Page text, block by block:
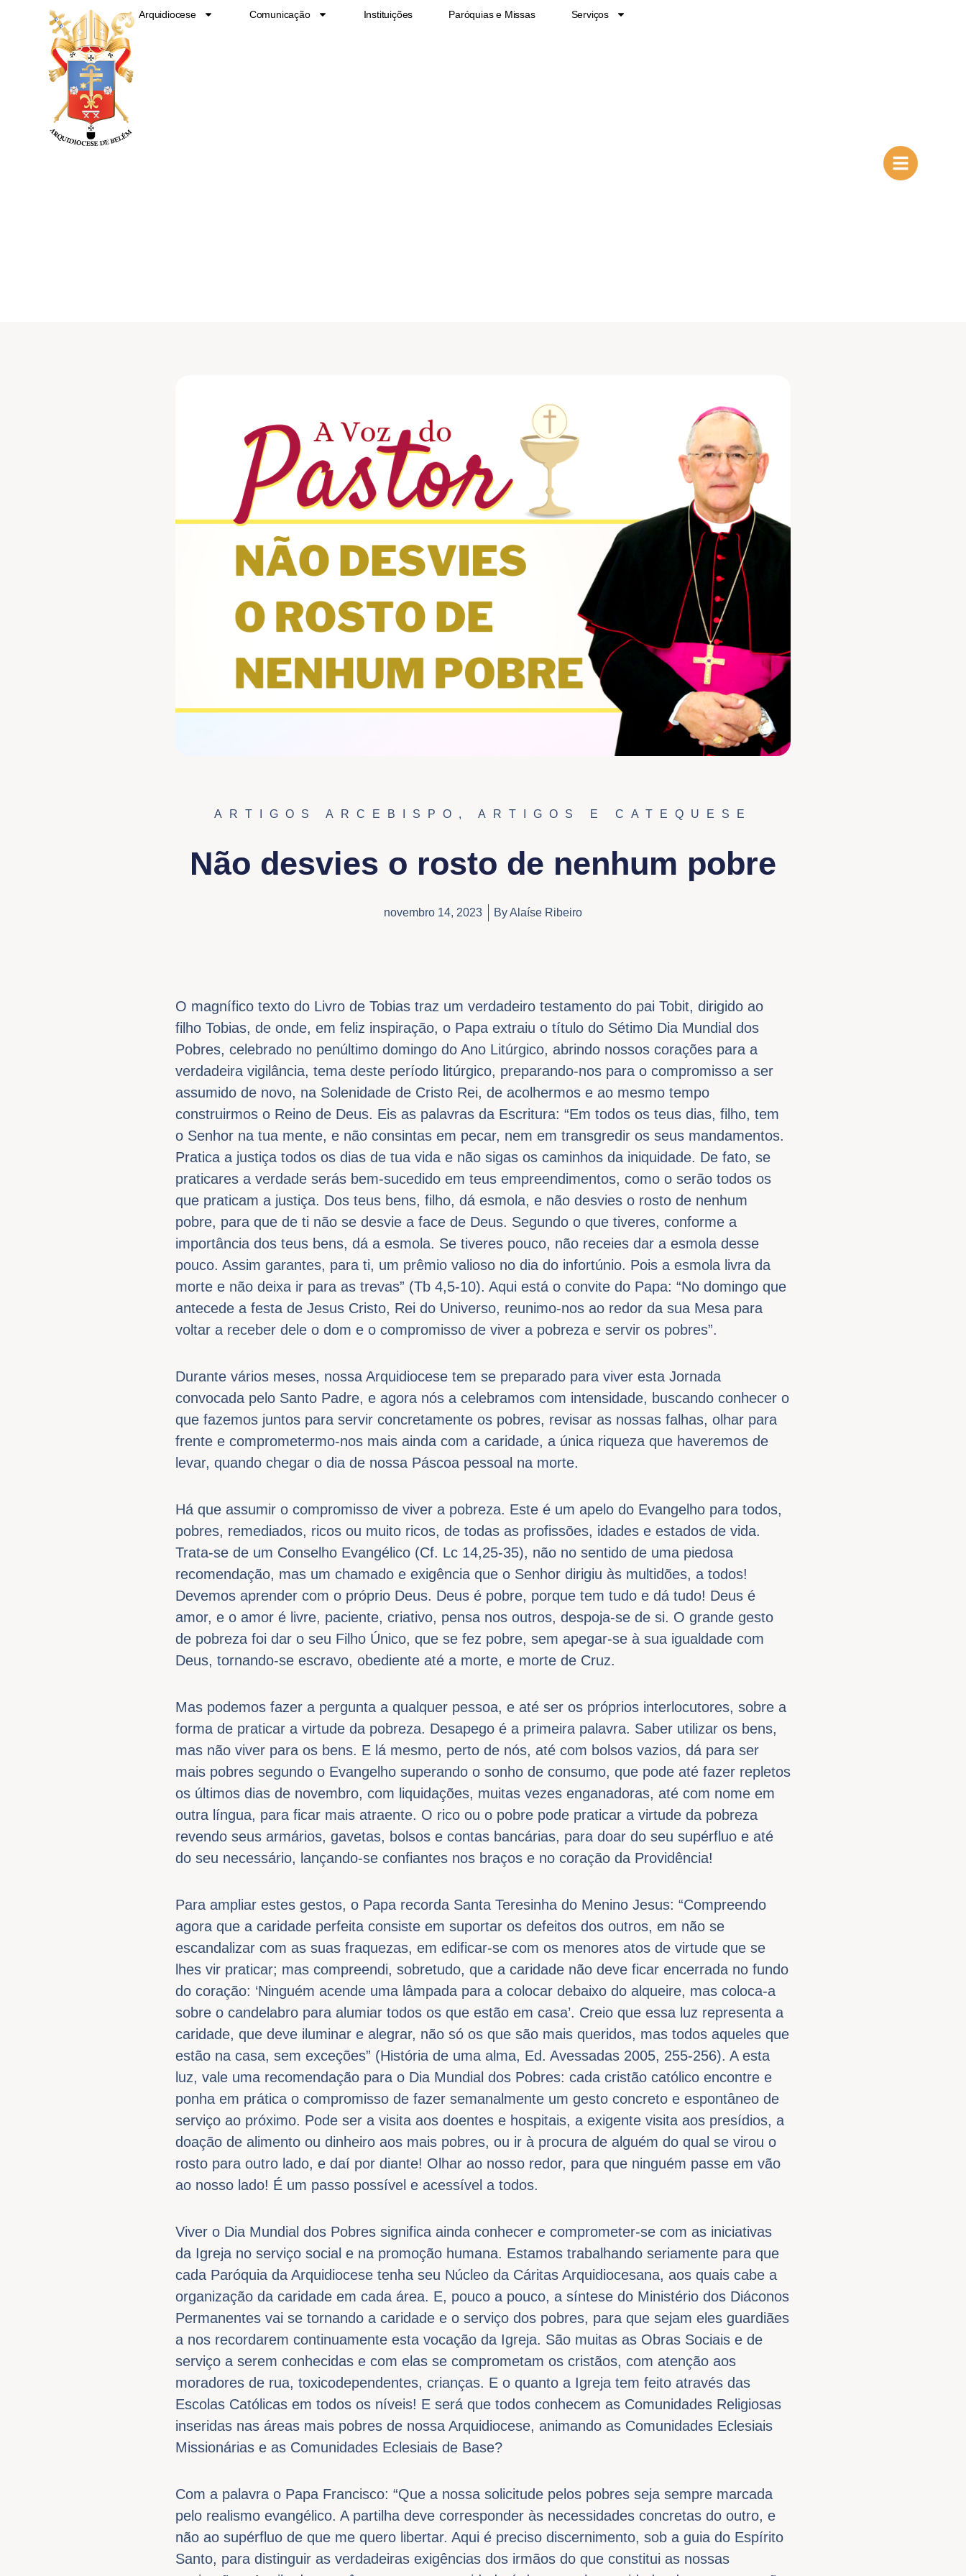
Arquidiocese Comunicação Instituições Paróquias e Missas Serviços
ARTIGOS ARCEBISPO , ARTIGOS E CATEQUESE
Não desvies o rosto de nenhum pobre
novembro 14, 2023 ByAlaíse Ribeiro
​O magnífico texto do Livro de Tobias traz um verdadeiro testamento do pai Tobit, dirigido ao
filho Tobias, de onde, em feliz inspiração, o Papa extraiu o título do Sétimo Dia Mundial dos
Pobres, celebrado no penúltimo domingo do Ano Litúrgico, abrindo nossos corações para a
verdadeira vigilância, tema deste período litúrgico, preparando-nos para o compromisso a ser
assumido de novo, na Solenidade de Cristo Rei, de acolhermos e ao mesmo tempo
construirmos o Reino de Deus. Eis as palavras da Escritura: “Em todos os teus dias, filho, tem
o Senhor na tua mente, e não consintas em pecar, nem em transgredir os seus mandamentos.
Pratica a justiça todos os dias de tua vida e não sigas os caminhos da iniquidade. De fato, se
praticares a verdade serás bem-sucedido em teus empreendimentos, como o serão todos os
que praticam a justiça. Dos teus bens, filho, dá esmola, e não desvies o rosto de nenhum
pobre, para que de ti não se desvie a face de Deus. Segundo o que tiveres, conforme a
importância dos teus bens, dá a esmola. Se tiveres pouco, não receies dar a esmola desse
pouco. Assim garantes, para ti, um prêmio valioso no dia do infortúnio. Pois a esmola livra da
morte e não deixa ir para as trevas” (Tb 4,5-10). Aqui está o convite do Papa: “No domingo que
antecede a festa de Jesus Cristo, Rei do Universo, reunimo-nos ao redor da sua Mesa para
voltar a receber dele o dom e o compromisso de viver a pobreza e servir os pobres”.
Durante vários meses, nossa Arquidiocese tem se preparado para viver esta Jornada
convocada pelo Santo Padre, e agora nós a celebramos com intensidade, buscando conhecer o
que fazemos juntos para servir concretamente os pobres, revisar as nossas falhas, olhar para
frente e comprometermo-nos mais ainda com a caridade, a única riqueza que haveremos de
levar, quando chegar o dia de nossa Páscoa pessoal na morte.
Há que assumir o compromisso de viver a pobreza. Este é um apelo do Evangelho para todos,
pobres, remediados, ricos ou muito ricos, de todas as profissões, idades e estados de vida.
Trata-se de um Conselho Evangélico (Cf. Lc 14,25-35), não no sentido de uma piedosa
recomendação, mas um chamado e exigência que o Senhor dirigiu às multidões, a todos!
Devemos aprender com o próprio Deus. Deus é pobre, porque tem tudo e dá tudo! Deus é
amor, e o amor é livre, paciente, criativo, pensa nos outros, despoja-se de si. O grande gesto
de pobreza foi dar o seu Filho Único, que se fez pobre, sem apegar-se à sua igualdade com
Deus, tornando-se escravo, obediente até a morte, e morte de Cruz.
Mas podemos fazer a pergunta a qualquer pessoa, e até ser os próprios interlocutores, sobre a
forma de praticar a virtude da pobreza. Desapego é a primeira palavra. Saber utilizar os bens,
mas não viver para os bens. E lá mesmo, perto de nós, até com bolsos vazios, dá para ser
mais pobres segundo o Evangelho superando o sonho de consumo, que pode até fazer repletos
os últimos dias de novembro, com liquidações, muitas vezes enganadoras, até com nome em
outra língua, para ficar mais atraente. O rico ou o pobre pode praticar a virtude da pobreza
revendo seus armários, gavetas, bolsos e contas bancárias, para doar do seu supérfluo e até
do seu necessário, lançando-se confiantes nos braços e no coração da Providência!
Para ampliar estes gestos, o Papa recorda Santa Teresinha do Menino Jesus: “Compreendo
agora que a caridade perfeita consiste em suportar os defeitos dos outros, em não se
escandalizar com as suas fraquezas, em edificar-se com os menores atos de virtude que se
lhes vir praticar; mas compreendi, sobretudo, que a caridade não deve ficar encerrada no fundo
do coração: ‘Ninguém acende uma lâmpada para a colocar debaixo do alqueire, mas coloca-a
sobre o candelabro para alumiar todos os que estão em casa’. Creio que essa luz representa a
caridade, que deve iluminar e alegrar, não só os que são mais queridos, mas todos aqueles que
estão na casa, sem exceções” (História de uma alma, Ed. Avessadas 2005, 255-256). A esta
luz, vale uma recomendação para o Dia Mundial dos Pobres: cada cristão católico encontre e
ponha em prática o compromisso de fazer semanalmente um gesto concreto e espontâneo de
serviço ao próximo. Pode ser a visita aos doentes e hospitais, a exigente visita aos presídios, a
doação de alimento ou dinheiro aos mais pobres, ou ir à procura de alguém do qual se virou o
rosto para outro lado, e daí por diante! Olhar ao nosso redor, para que ninguém passe em vão
ao nosso lado! É um passo possível e acessível a todos.
Viver o Dia Mundial dos Pobres significa ainda conhecer e comprometer-se com as iniciativas
da Igreja no serviço social e na promoção humana. Estamos trabalhando seriamente para que
cada Paróquia da Arquidiocese tenha seu Núcleo da Cáritas Arquidiocesana, aos quais cabe a
organização da caridade em cada área. E, pouco a pouco, a síntese do Ministério dos Diáconos
Permanentes vai se tornando a caridade e o serviço dos pobres, para que sejam eles guardiães
a nos recordarem continuamente esta vocação da Igreja. São muitas as Obras Sociais e de
serviço a serem conhecidas e com elas se comprometam os cristãos, com atenção aos
moradores de rua, toxicodependentes, crianças. E o quanto a Igreja tem feito através das
Escolas Católicas em todos os níveis! E será que todos conhecem as Comunidades Religiosas
inseridas nas áreas mais pobres de nossa Arquidiocese, animando as Comunidades Eclesiais
Missionárias e as Comunidades Eclesiais de Base?
Com a palavra o Papa Francisco: “Que a nossa solicitude pelos pobres seja sempre marcada
pelo realismo evangélico. A partilha deve corresponder às necessidades concretas do outro, e
não ao supérfluo de que me quero libertar. Aqui é preciso discernimento, sob a guia do Espírito
Santo, para distinguir as verdadeiras exigências dos irmãos do que constitui as nossas